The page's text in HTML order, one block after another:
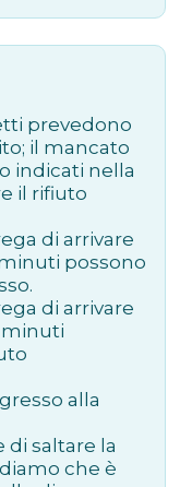
prevedono
il mancato
indicati nella
il rifiuto
di arrivare
possono
di arrivare
minuti
alla
di saltare la
che è